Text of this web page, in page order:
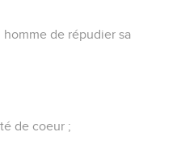
de répudier sa
de coeur ;